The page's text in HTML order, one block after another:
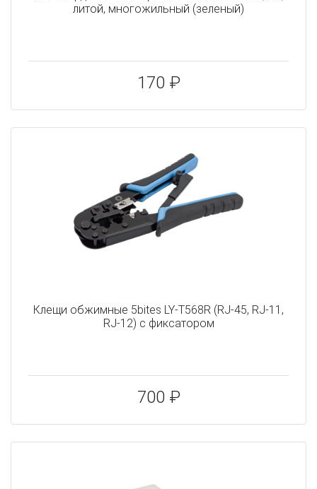
литой, многожильный (зеленый)
170 ₽
Клещи обжимные 5bites LY-T568R (RJ-45, RJ-11,
RJ-12) с фиксатором
700 ₽